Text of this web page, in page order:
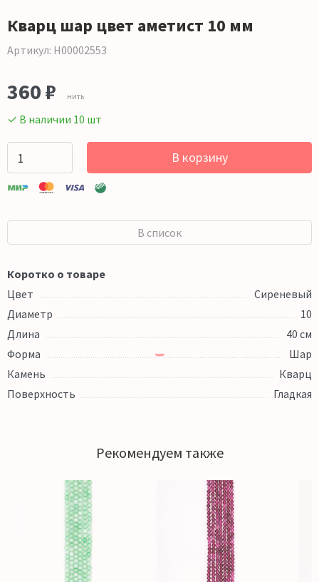
Кварц шар цвет аметист 10 мм
Артикул: Н00002553
360 ₽ нить
✓ В наличии 10 шт
В корзину
В список
Коротко о товаре
Цвет
Сиреневый
Диаметр
10
Длина
40 см
Форма
Шар
Камень
Кварц
Поверхность
Гладкая
Рекомендуем также